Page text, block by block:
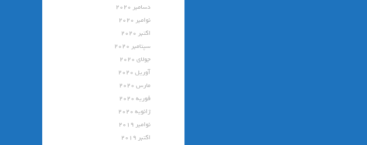
دسامبر 2020
نوامبر 2020
اکتبر 2020
سپتامبر 2020
جولای 2020
آوریل 2020
مارس 2020
فوریه 2020
ژانویه 2020
نوامبر 2019
اکتبر 2019